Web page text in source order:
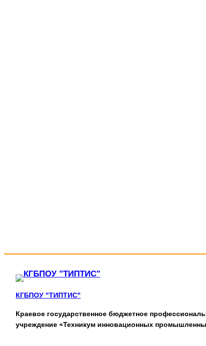
КГБПОУ "ТИПТИС"
Краевое государственное бюджетное
учреждение «Техникум инновационных